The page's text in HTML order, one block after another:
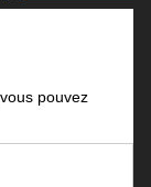
pouvez